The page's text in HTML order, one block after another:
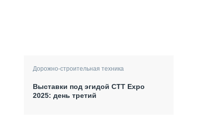
Дорожно-строительная техника
Выставки под эгидой СТТ Expo
2025: день третий